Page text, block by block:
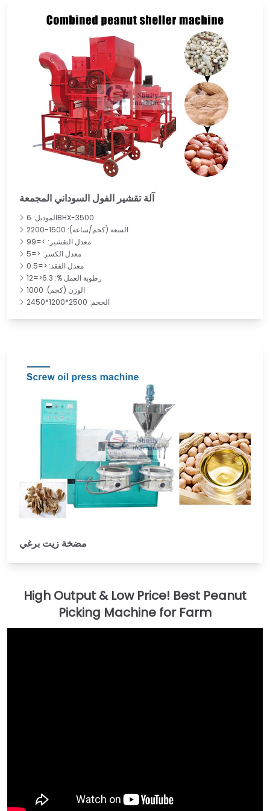
آلة تقشير الفول السوداني المجمعة
الموديل: 6BHX-3500
السعة (كجم/ساعة): 1500-2200
معدل التقشير: >=99
معدل الكسر: <=5
معدل الفقد: <=0.5
رطوبة العمل %: 6.3<=12
الوزن (كجم): 1000
الحجم: 2500*1200*2450
مضخة زيت برغي